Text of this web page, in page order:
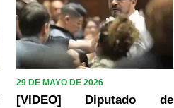
29 DE MAYO DE 2026
[VIDEO] Diputado de